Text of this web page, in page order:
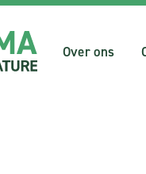
Over ons